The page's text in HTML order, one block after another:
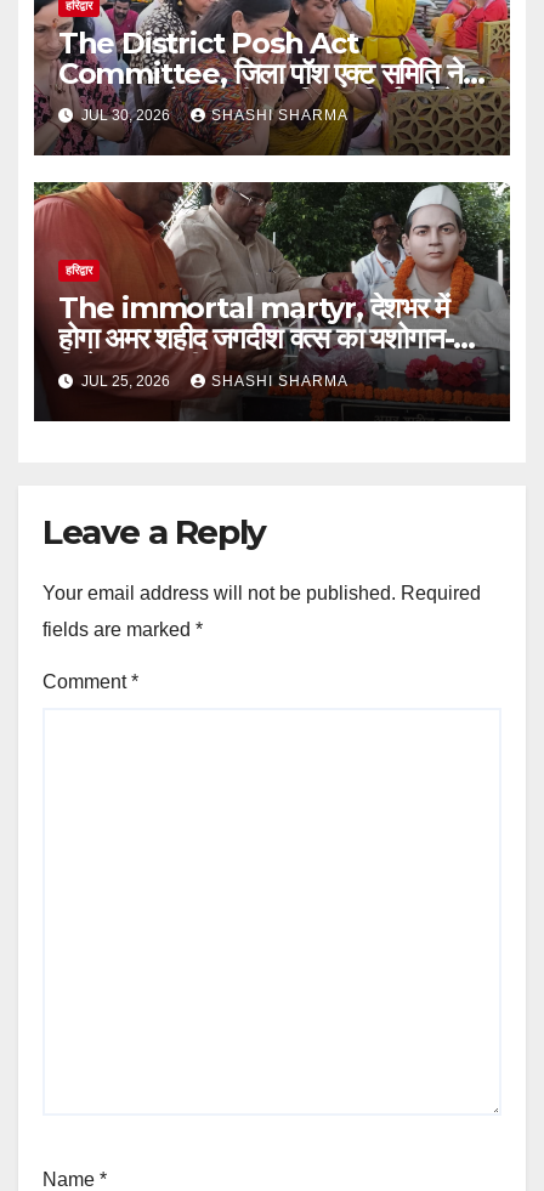
हरिद्वार
The District Posh Act
Committee, जिला पॉश एक्ट समिति ने
गंगा पूजन और आरती कर निष्पक्ष निर्णय लेने
का मां गंगा से आशीर्वाद लिया।
JUL 30, 2026 SHASHI SHARMA
हरिद्वार
The immortal martyr, देशभर में
होगा अमर शहीद जगदीश वत्स का यशोगान-
जितेन्द्र रघुवंशी
JUL 25, 2026 SHASHI SHARMA
Leave a Reply
Your email address will not be published. Required
fields are marked *
Comment*
Name *